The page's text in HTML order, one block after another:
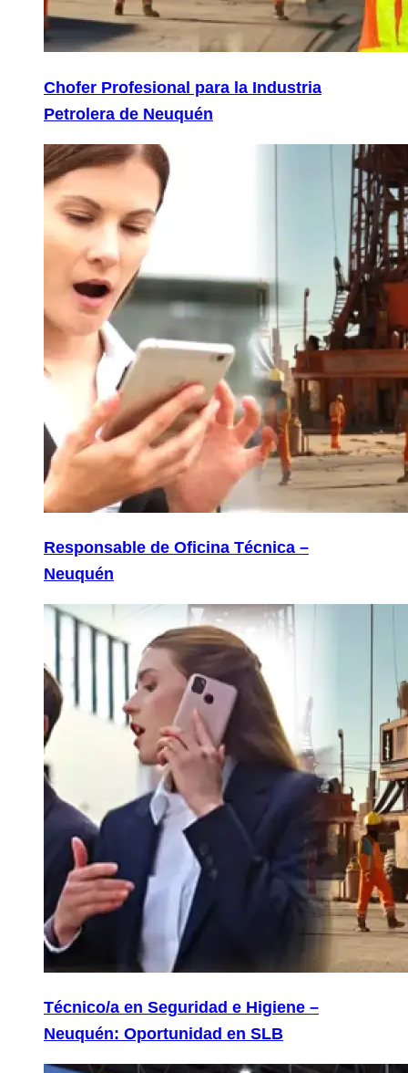
Chofer Profesional para la Industria
Petrolera de Neuquén
Responsable de Oficina Técnica –
Neuquén
Técnico/a en Seguridad e Higiene –
Neuquén: Oportunidad en SLB